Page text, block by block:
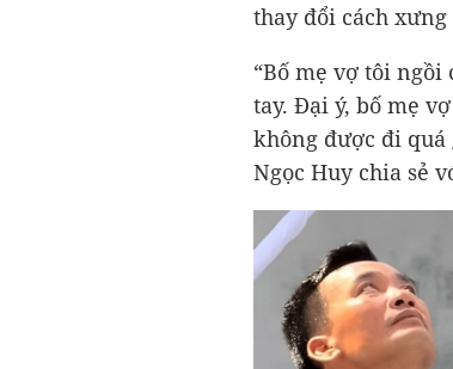
thay đổi cách xưng
“Bố mẹ vợ tôi ngồi
tay. Đại ý, bố mẹ
không được đi
Ngọc Huy chia sẻ